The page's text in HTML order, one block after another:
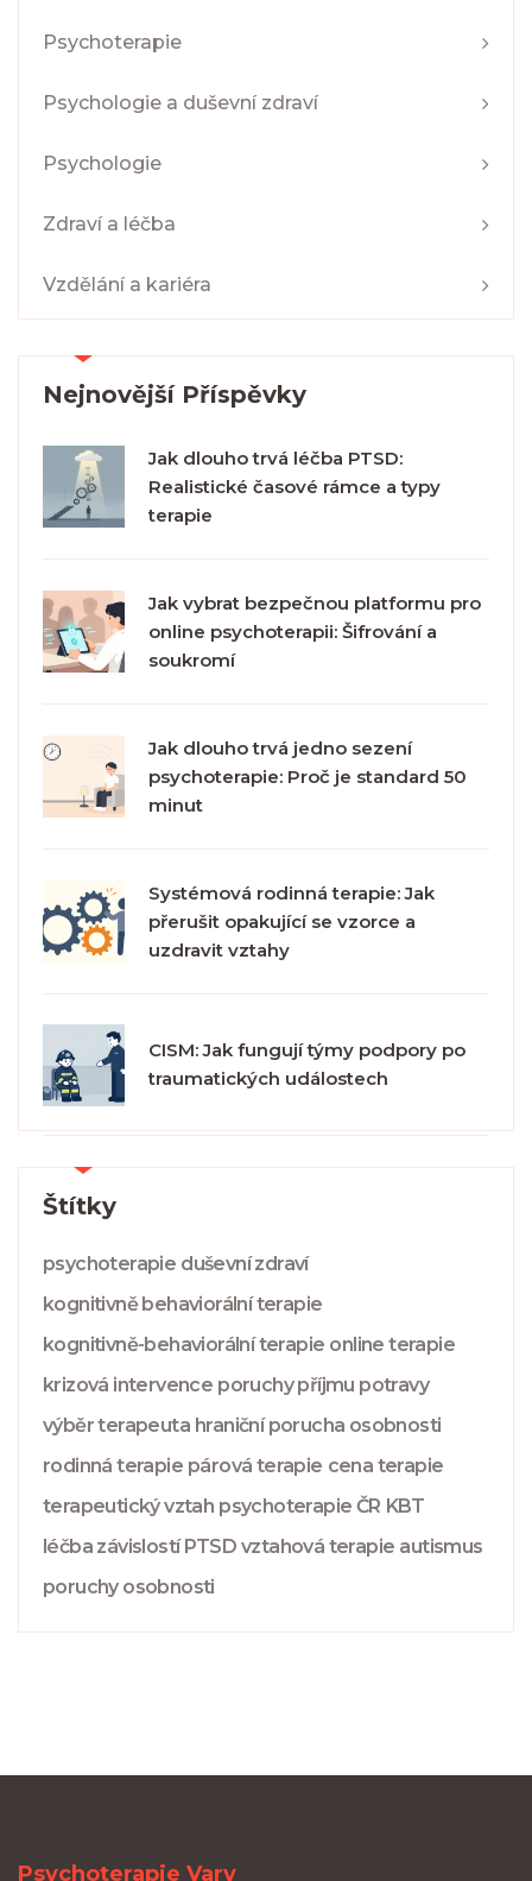
Psychoterapie
Psychologie a duševní zdraví
Psychologie
Zdraví a léčba
Vzdělání a kariéra
Nejnovější Příspěvky
Jak dlouho trvá léčba PTSD:
Realistické časové rámce a typy
terapie
Jak vybrat bezpečnou platformu pro
online psychoterapii: Šifrování a
soukromí
Jak dlouho trvá jedno sezení
psychoterapie: Proč je standard 50
minut
Systémová rodinná terapie: Jak
přerušit opakující se vzorce a
uzdravit vztahy
CISM: Jak fungují týmy podpory po
traumatických událostech
Štítky
psychoterapie duševní zdraví
kognitivně behaviorální terapie
kognitivně-behaviorální terapie online terapie
krizová intervence poruchy příjmu potravy
výběr terapeuta hraniční porucha osobnosti
rodinná terapie párová terapie cena terapie
terapeutický vztah psychoterapie ČR KBT
léčba závislostí PTSD vztahová terapie autismus
poruchy osobnosti
Psychoterapie Vary